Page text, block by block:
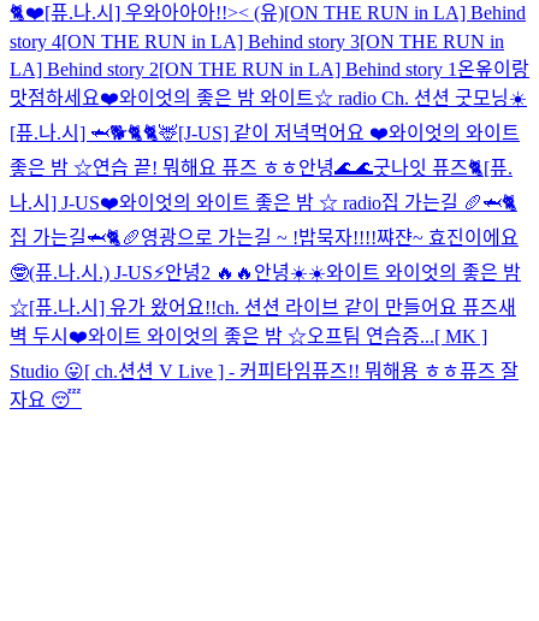
🐈❤️[퓨.나.시] 우와아아아!!>< (유)[ON THE RUN in LA] Behind
story 4[ON THE RUN in LA] Behind story 3[ON THE RUN in
LA] Behind story 2[ON THE RUN in LA] Behind story 1온옾이랑
맛점하세요❤️와이엇의 좋은 밤 와이트☆ radio Ch. 션션 굿모닝☀️
[퓨.나.시] 🦈🐕🐈🐈🦌[J-US] 같이 저녁먹어요 ❤️와이엇의 와이트
좋은 밤 ☆연습 끝! 뭐해요 퓨즈 ㅎㅎ안녕🌊🌊굿나잇 퓨즈🐈[퓨.
나.시] J-US❤️와이엇의 와이트 좋은 밤 ☆ radio집 가는길 🥖🦈🐈
집 가는길🦈🐈🥖영광으로 가는길 ~ !밥묵자!!!!쨔쟌~ 효진이에요
🤓(퓨.나.시.) J-US⚡️안녕2 🔥🔥 안녕☀️☀️와이트 와이엇의 좋은 밤
☆[퓨.나.시] 유가 왔어요!!ch. 션션 라이브 같이 만들어요 퓨즈새
벽 두시❤️와이트 와이엇의 좋은 밤 ☆오프팀 연습증...[ MK ]
Studio 😛[ ch.션션 V Live ] - 커피타임퓨즈!! 뭐해용 ㅎㅎ퓨즈 잘
자요 😴